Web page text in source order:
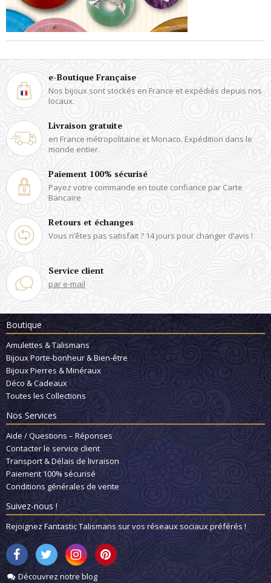
e-Boutique Française
Nos bijoux sont stockés en France et expédiés depuis nos
locaux.
Livraison gratuite
en France métropolitaine et Monaco. Expédition dans le
monde entier.
Paiement 100% sécurisé
Payez votre commande en toute confiance par Carte
Bancaire
Retours et échanges
Vous n’êtes pas satisfait ? 14 jours pour changer d’avis !
Service client
par e-mail
Boutique
Amulettes & Talismans
Bijoux Porte-bonheur & Bien-être
Bijoux Pierres & Minéraux
Déco & Cadeaux
Toutes les Collections
Nos Services
Aide / Questions – Réponses
Contacter le service client
Transport & Délais de livraison
Paiement 100% sécurisé
Conditions générales de vente
Suivez-nous !
Rejoignez Fantastic Talismans sur vos réseaux sociaux préférés !
Découvrez notre blog